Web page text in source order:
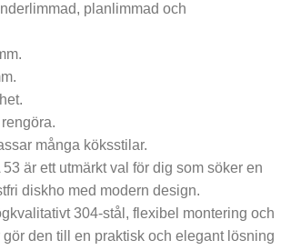
planlimmad och
många köksstilar.
är ett utmärkt val för dig som söker en
diskho med modern design.
304-stål, flexibel montering och
den till en praktisk och elegant lösning